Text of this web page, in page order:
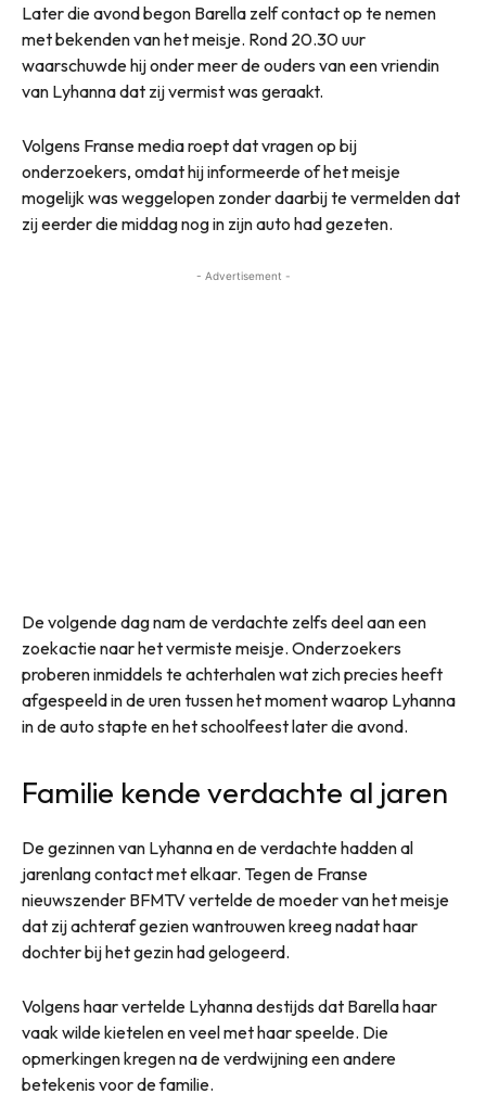
Later die avond begon Barella zelf contact op te nemen
met bekenden van het meisje. Rond 20.30 uur
waarschuwde hij onder meer de ouders van een vriendin
van Lyhanna dat zij vermist was geraakt.
Volgens Franse media roept dat vragen op bij
onderzoekers, omdat hij informeerde of het meisje
mogelijk was weggelopen zonder daarbij te vermelden dat
zij eerder die middag nog in zijn auto had gezeten.
- Advertisement -
De volgende dag nam de verdachte zelfs deel aan een
zoekactie naar het vermiste meisje. Onderzoekers
proberen inmiddels te achterhalen wat zich precies heeft
afgespeeld in de uren tussen het moment waarop Lyhanna
in de auto stapte en het schoolfeest later die avond.
Familie kende verdachte al jaren
De gezinnen van Lyhanna en de verdachte hadden al
jarenlang contact met elkaar. Tegen de Franse
nieuwszender BFMTV vertelde de moeder van het meisje
dat zij achteraf gezien wantrouwen kreeg nadat haar
dochter bij het gezin had gelogeerd.
Volgens haar vertelde Lyhanna destijds dat Barella haar
vaak wilde kietelen en veel met haar speelde. Die
opmerkingen kregen na de verdwijning een andere
betekenis voor de familie.